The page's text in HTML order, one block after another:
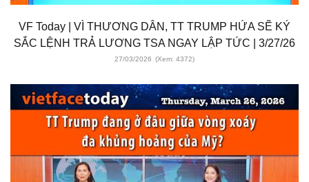
VF Today | VÌ THƯƠNG DÂN, TT TRUMP HỨA SẼ KÝ
SẮC LỆNH TRẢ LƯƠNG TSA NGAY LẬP TỨC | 3/27/26
27/03/2026 (Xem: 4372)